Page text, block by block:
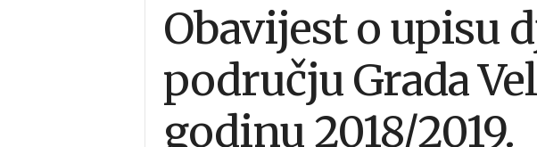
Obavijest o upisu
području Grada
godinu 2018/2019.